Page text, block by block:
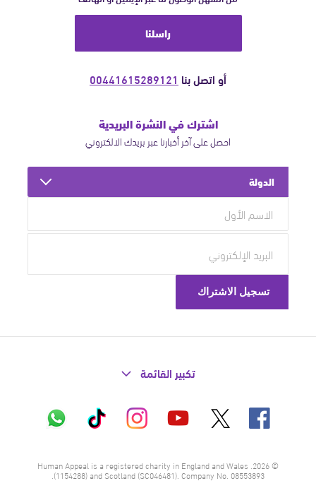
راسلنا
أو اتصل بنا 00441615289121
اشترك في النشرة البريدية
احصل على آخر أخبارنا عبر بريدك الالكتروني
الدولة
تكبير القائمة
فيسبوك يوتيوب إنستاغرام تيك
توك
واتساب
© 2026. Human Appeal is a registered charity in England and Wales
(1154288) and Scotland (SC046481). Company No. 08553893.